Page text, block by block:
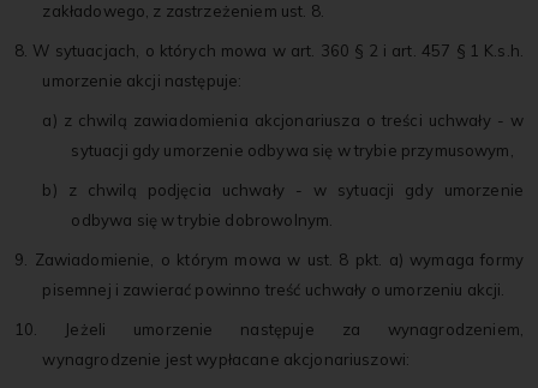
zakładowego, z zastrzeżeniem ust. 8.
8. W sytuacjach, o których mowa w art. 360 § 2 i art. 457 § 1 K.s.h.
umorzenie akcji następuje:
a) z chwilą zawiadomienia akcjonariusza o treści uchwały - w
sytuacji gdy umorzenie odbywa się w trybie przymusowym,
b) z chwilą podjęcia uchwały - w sytuacji gdy umorzenie
odbywa się w trybie dobrowolnym.
9. Zawiadomienie, o którym mowa w ust. 8 pkt. a) wymaga formy
pisemnej i zawierać powinno treść uchwały o umorzeniu akcji.
10. Jeżeli umorzenie następuje za wynagrodzeniem,
wynagrodzenie jest wypłacane akcjonariuszowi: